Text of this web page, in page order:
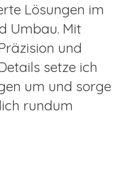
Lösungen im
Umbau. Mit
und
setze ich
um und sorge
rundum